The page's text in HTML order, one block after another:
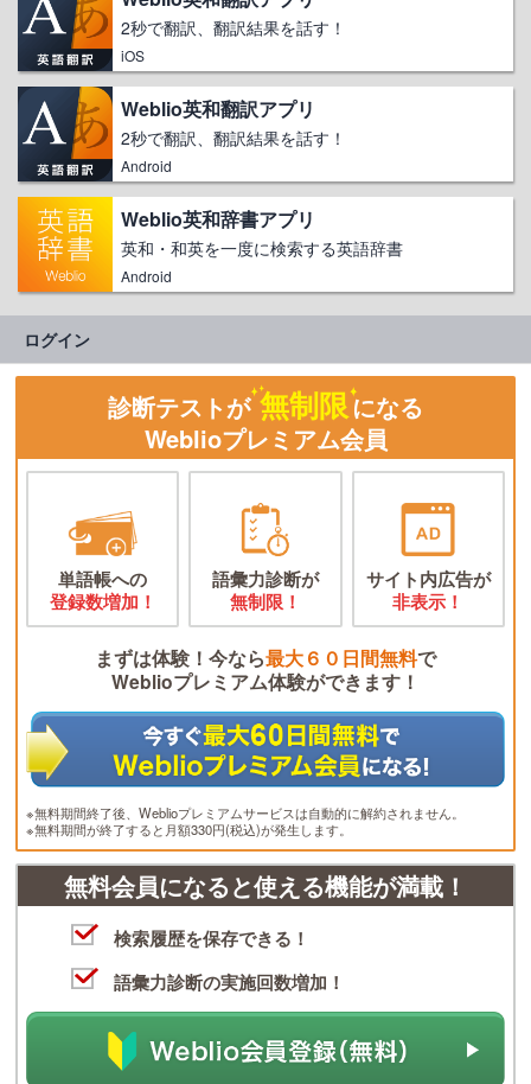
2秒で翻訳、翻訳結果を話す！
iOS
Weblio英和翻訳アプリ
2秒で翻訳、翻訳結果を話す！
Android
Weblio英和辞書アプリ
英和・和英を一度に検索する英語辞書
Android
ログイン
診断テストが 無制限になる
Weblioプレミアム会員
単語帳への
登録数増加！
語彙力診断が
無制限！
サイト内広告が
非表示！
まずは体験！今なら最大６０日間無料で
Weblioプレミアム体験ができます！
※無料期間終了後、Weblioプレミアムサービスは自動的に解約されません。
※無料期間が終了すると月額330円(税込)が発生します。
無料会員になると使える機能が満載！
検索履歴を保存できる！
語彙力診断の実施回数増加！